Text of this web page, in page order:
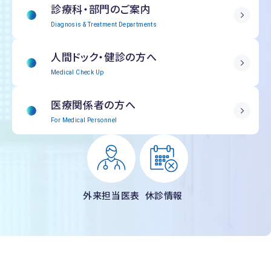
診療科・部門のご案内
Diagnosis & Treatment Departments
人間ドック・健診の方へ
Medical Check Up
医療関係者の方へ
For Medical Personnel
外来担当医表 休診情報